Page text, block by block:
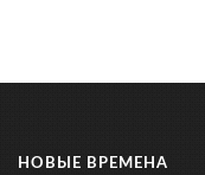
НОВЫЕ ВРЕМЕНА